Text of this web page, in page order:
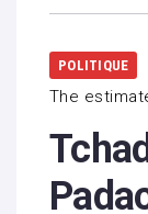
POLITIQUE
The